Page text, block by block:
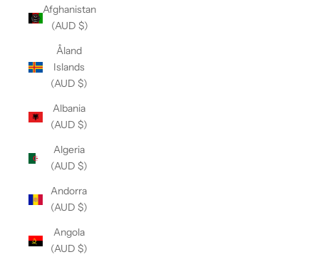
Afghanistan
(AUD $)
Åland
Islands
(AUD $)
Albania
(AUD $)
Algeria
(AUD $)
Andorra
(AUD $)
Angola
(AUD $)